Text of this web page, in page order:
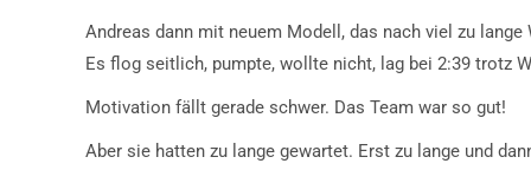
Andreas dann mit neuem Modell, das nach viel zu
Es flog seitlich, pumpte, wollte nicht, lag bei 2:39 trotz
Motivation fällt gerade schwer. Das Team war so gut!
Aber sie hatten zu lange gewartet. Erst zu lange und